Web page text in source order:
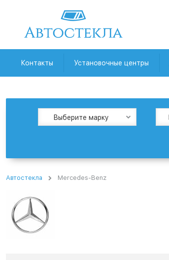
Контакты Установочные центры
Выберите марку
Автостекла Mercedes-Benz